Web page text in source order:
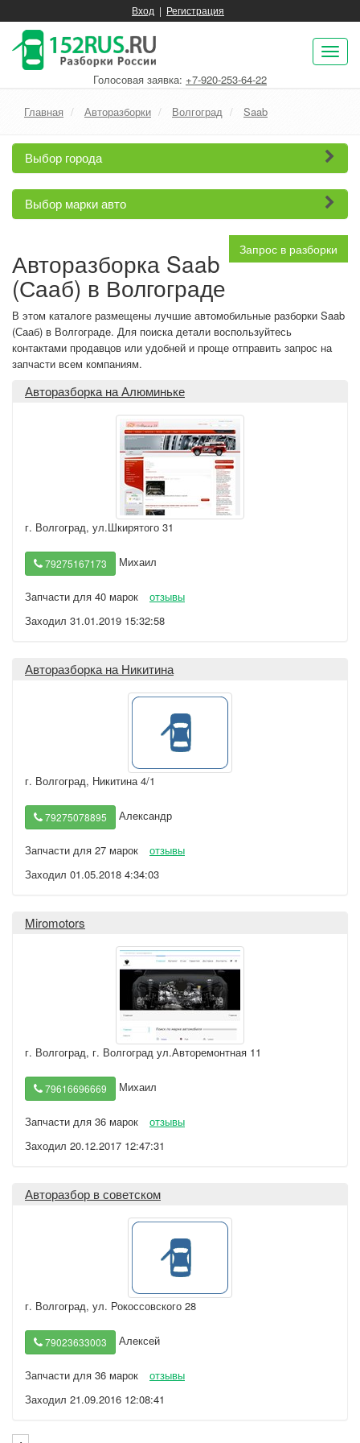
Вход | Регистрация
Голосовая заявка: +7-920-253-64-22
Главная Авторазборки Волгоград Saab
Выбор города
Выбор марки авто
Запрос в разборки
Авторазборка Saab
(Сааб) в Волгограде
В этом каталоге размещены лучшие автомобильные разборки Saab
(Сааб) в Волгограде. Для поиска детали воспользуйтесь
контактами продавцов или удобней и проще отправить запрос на
запчасти всем компаниям.
Авторазборка на Алюминьке
г. Волгоград, ул.Шкирятого 31
79275167173 Михаил
Запчасти для 40 марок
отзывы
Заходил 31.01.2019 15:32:58
Авторазборка на Никитина
г. Волгоград, Никитина 4/1
79275078895 Александр
Запчасти для 27 марок
отзывы
Заходил 01.05.2018 4:34:03
Miromotors
г. Волгоград, г. Волгоград ул.Авторемонтная 11
79616696669 Михаил
Запчасти для 36 марок
отзывы
Заходил 20.12.2017 12:47:31
Авторазбор в советском
г. Волгоград, ул. Рокоссовского 28
79023633003 Алексей
Запчасти для 36 марок
отзывы
Заходил 21.09.2016 12:08:41